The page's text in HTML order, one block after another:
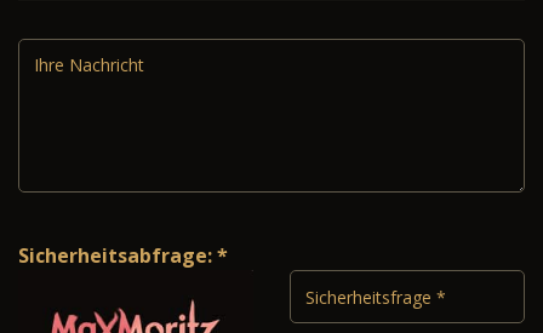
Sicherheitsabfrage: *